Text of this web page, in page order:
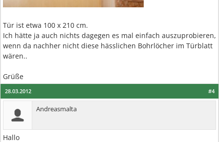
Tür ist etwa 100 x 210 cm.
Ich hätte ja auch nichts dagegen es mal einfach auszuprobieren,
wenn da nachher nicht diese hässlichen Bohrlöcher im Türblatt
wären..
Grüße
#4
28.03.2012
Andreasmalta
Hallo